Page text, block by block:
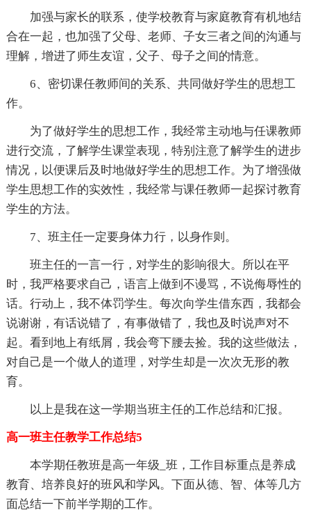
加强与家长的联系，使学校教育与家庭教育有机地结
合在一起，也加强了父母、老师、子女三者之间的沟通与
理解，增进了师生友谊，父子、母子之间的情意。
6、密切课任教师间的关系、共同做好学生的思想工
作。
为了做好学生的思想工作，我经常主动地与任课教师
进行交流，了解学生课堂表现，特别注意了解学生的进步
情况，以便课后及时地做好学生的思想工作。为了增强做
学生思想工作的实效性，我经常与课任教师一起探讨教育
学生的方法。
7、班主任一定要身体力行，以身作则。
班主任的一言一行，对学生的影响很大。所以在平
时，我严格要求自己，语言上做到不谩骂，不说侮辱性的
话。行动上，我不体罚学生。每次向学生借东西，我都会
说谢谢，有话说错了，有事做错了，我也及时说声对不
起。看到地上有纸屑，我会弯下腰去捡。我的这些做法，
对自己是一个做人的道理，对学生却是一次次无形的教
育。
以上是我在这一学期当班主任的工作总结和汇报。
高一班主任教学工作总结5
本学期任教班是高一年级_班，工作目标重点是养成
教育、培养良好的班风和学风。下面从德、智、体等几方
面总结一下前半学期的工作。